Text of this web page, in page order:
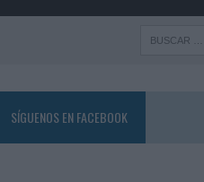
SÍGUENOS EN FACEBOOK